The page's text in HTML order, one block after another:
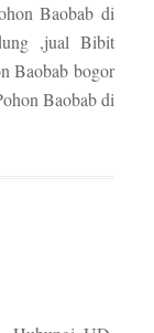
Baobab di
,jual Bibit
Baobab bogor
Baobab di